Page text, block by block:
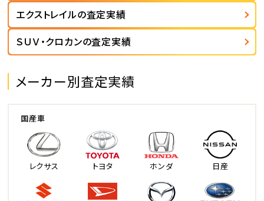
エクストレイルの査定実績
ＳＵＶ・クロカンの査定実績
メーカー別査定実績
国産車
レクサス トヨタ ホンダ 日産